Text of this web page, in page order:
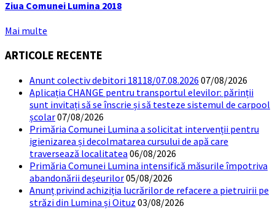
Ziua Comunei Lumina 2018
Mai multe
ARTICOLE RECENTE
Anunt colectiv debitori 18118/07.08.2026 07/08/2026
Aplicația CHANGE pentru transportul elevilor: părinții
sunt invitați să se înscrie și să testeze sistemul de carpool
școlar07/08/2026
Primăria Comunei Lumina a solicitat intervenții pentru
igienizarea și decolmatarea cursului de apă care
traversează localitatea 06/08/2026
Primăria Comunei Lumina intensifică măsurile împotriva
abandonării deșeurilor05/08/2026
Anunț privind achiziția lucrărilor de refacere a pietruirii pe
străzi din Lumina și Oituz 03/08/2026